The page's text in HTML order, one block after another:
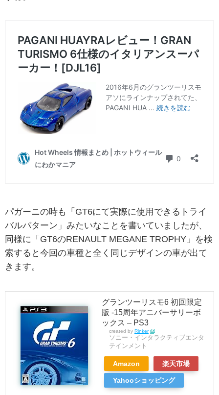
パガーニの時も「GT6にて実際に使用できるトライ
バルパターン」みたいなことを書いていましたが、
同様に「GT6のRENAULT MEGANE TROPHY」を検
索すると今回の車種と全く同じデザインの車が出て
きます。
グランツーリスモ6 初回限定
版 -15周年アニバーサリーボ
ックス – PS3
created by Rinker
ソニー・インタラクティブエンタ
テインメント
Amazon 楽天市場
Yahooショッピング